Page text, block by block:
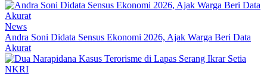
News
Andra Soni Didata Sensus Ekonomi 2026, Ajak Warga Beri Data
Akurat